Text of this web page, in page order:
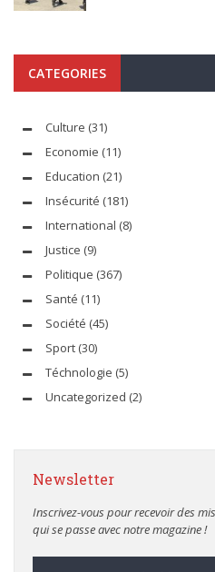
CATEGORIES
Culture (31)
Economie (11)
Education (21)
Insécurité (181)
International (8)
Justice (9)
Politique (367)
Santé (11)
Société (45)
Sport (30)
Téchnologie (5)
Uncategorized (2)
Newsletter
Inscrivez-vous pour recevoir des
qui se passe avec notre magazine !